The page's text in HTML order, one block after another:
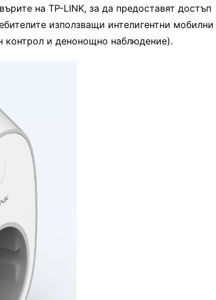
на TP-LINK, за да предоставят достъп
използващи интелигентни мобилни
контрол и денонощно наблюдение).